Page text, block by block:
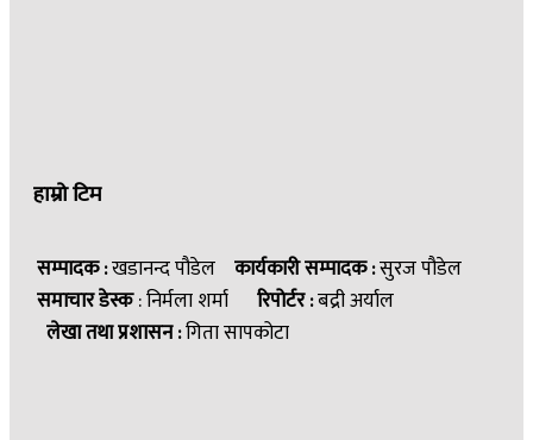
हाम्रो टिम
सम्पादक :खडानन्द पौडेल कार्यकारी सम्पादक :सुरज पौडेल
समाचार डेस्क: निर्मला शर्मा रिपोर्टर :बद्री अर्याल
लेखा तथा प्रशासन :गिता सापकोटा